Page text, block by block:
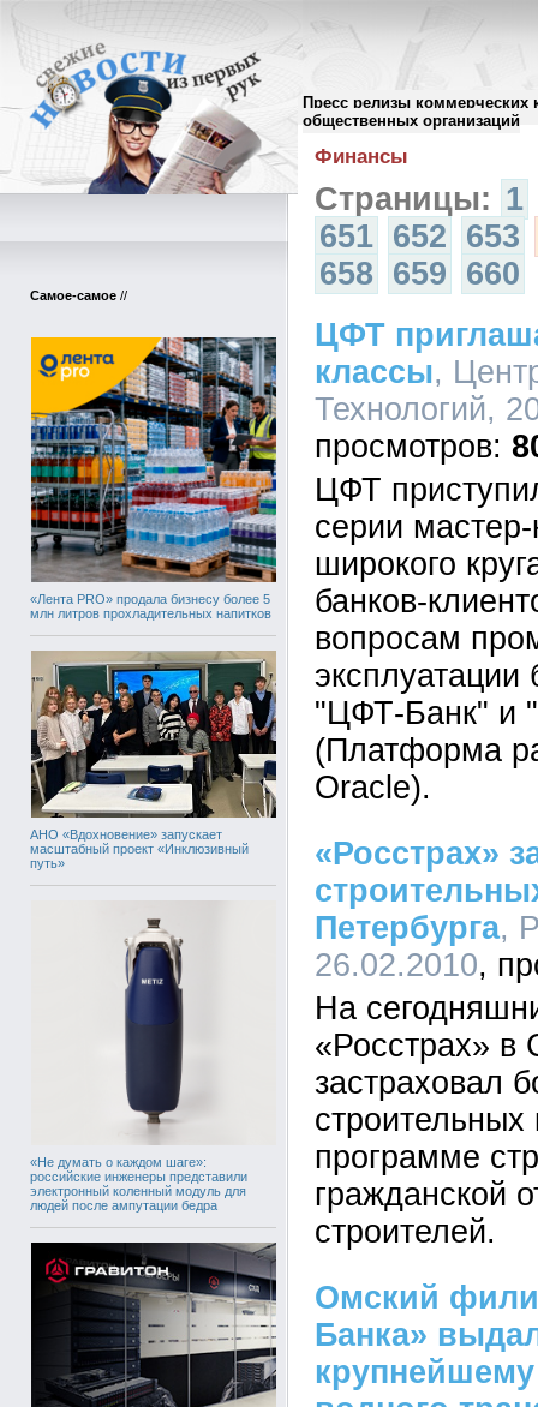
Пресс релизы коммерческих
общественных организаций
Самое-самое //
«Лента PRO» продала бизнесу более 5
млн литров прохладительных напитков
АНО «Вдохновение» запускает
масштабный проект «Инклюзивный
путь»
«Не думать о каждом шаге»:
российские инженеры представили
электронный коленный модуль для
людей после ампутации бедра
Архив пресс-релизов//
Финансы
Страницы: 1
651 652 653
658 659 660
ЦФТ
классы,
Технологий,
ЦФТ
серии
широкого
банков-
вопросам
эксплуатации
"ЦФТ-Банк" и
(Платформа
Oracle).
«Росстрах»
Петербурга,
26.02.2010
На
«Росстрах» в
застраховал
программе
гражданской
строителей.
Омский
Банка»